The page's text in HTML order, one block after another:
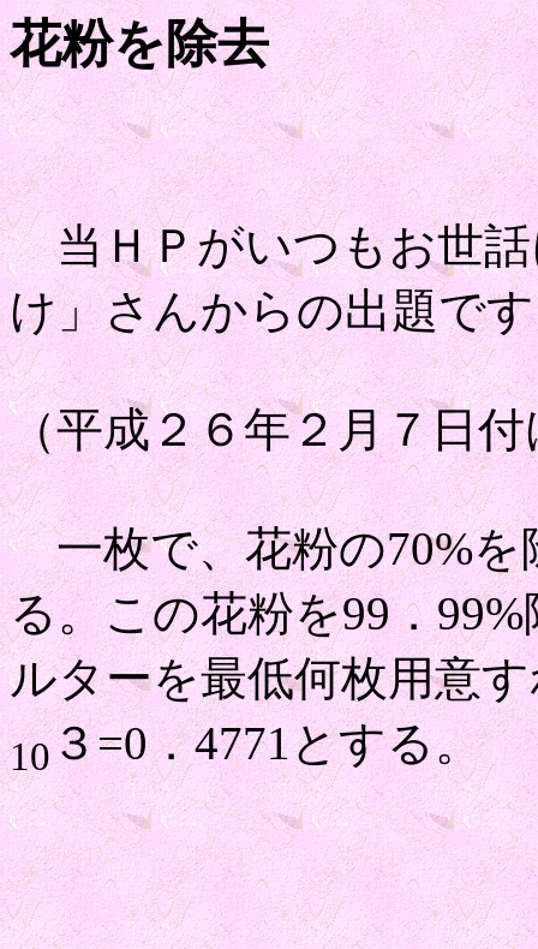
花粉を除去
当ＨＰがいつもお世話
け」さんからの出題で
（平成２６年２月７日付
一枚で、花粉の70%を
る。この花粉を99．
ルターを最低何枚用意
10３=0．4771とする。